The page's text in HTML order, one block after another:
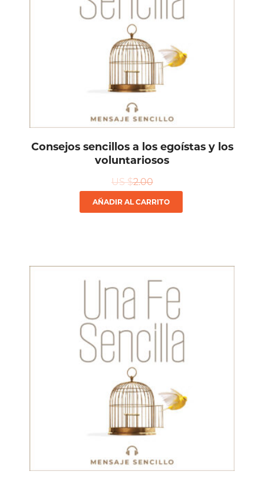
Consejos sencillos a los egoístas y los
voluntariosos
US $2.00
AÑADIR AL CARRITO